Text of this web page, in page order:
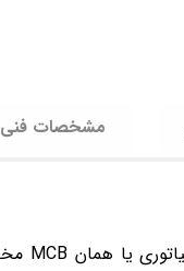
مشخصات فنی